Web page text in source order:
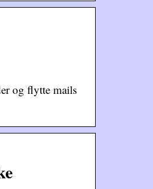
og flytte mails